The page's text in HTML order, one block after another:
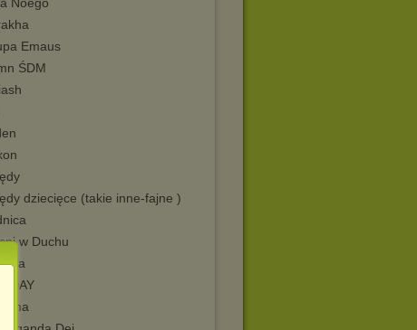
Emaus
ŚDM
dziecięce (takie inne-fajne )
w Duchu